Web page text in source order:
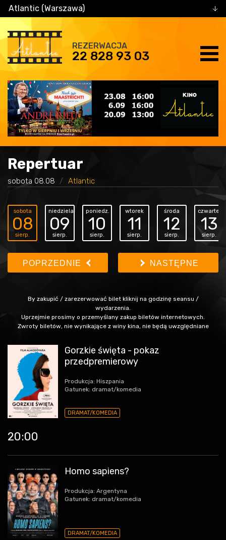
Atlantic (Warszawa)
REZERWACJA
22 828 93 03
Repertuar
sobota 08.08 Atlantic
sobota
08
sierp.
niedziela
09
sierp.
poniedz.
10
sierp.
wtorek
11
sierp.
środa
12
sierp.
czwartek
13
sierp.
POPRZEDNIE NASTĘPNE
By zakupić / zarezerwować bilet kliknij na godzinę seansu /
wydarzenia.
Uprzejmie prosimy o przemyślany zakup biletów internetowych.
Zwroty biletów, nie wynikające z winy kina, nie będą uwzględniane
Gorzkie święta - pokaz
przedpremierowy
Produkcja: Hiszpania
Gatunek: dramat/komedia
DRAMAT/KOMEDIA
20:00
Homo sapiens?
Produkcja: Argentyna
Gatunek: dramat/komedia
DRAMAT/KOMEDIA